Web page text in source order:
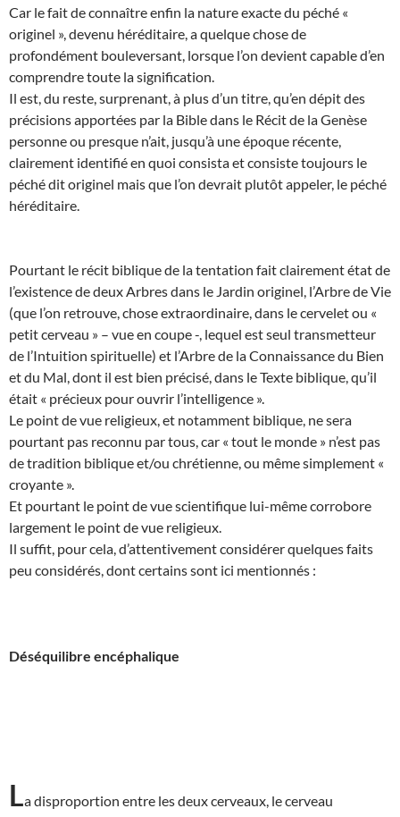
Car le fait de connaître enfin la nature exacte du péché «
originel », devenu héréditaire, a quelque chose de
profondément bouleversant, lorsque l’on devient capable d’en
comprendre toute la signification.
Il est, du reste, surprenant, à plus d’un titre, qu’en dépit des
précisions apportées par la Bible dans le Récit de la Genèse
personne ou presque n’ait, jusqu’à une époque récente,
clairement identifié en quoi consista et consiste toujours le
péché dit originel mais que l’on devrait plutôt appeler, le péché
héréditaire.
Pourtant le récit biblique de la tentation fait clairement état de
l’existence de deux Arbres dans le Jardin originel, l’Arbre de Vie
(que l’on retrouve, chose extraordinaire, dans le cervelet ou «
petit cerveau » – vue en coupe -, lequel est seul transmetteur
de l’Intuition spirituelle) et l’Arbre de la Connaissance du Bien
et du Mal, dont il est bien précisé, dans le Texte biblique, qu’il
était « précieux pour ouvrir l’intelligence ».
Le point de vue religieux, et notamment biblique, ne sera
pourtant pas reconnu par tous, car « tout le monde » n’est pas
de tradition biblique et/ou chrétienne, ou même simplement «
croyante ».
Et pourtant le point de vue scientifique lui-même corrobore
largement le point de vue religieux.
Il suffit, pour cela, d’attentivement considérer quelques faits
peu considérés, dont certains sont ici mentionnés :
Déséquilibre encéphalique
La disproportion entre les deux cerveaux, le cerveau